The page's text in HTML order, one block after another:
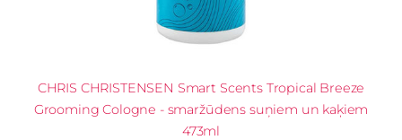
CHRIS CHRISTENSEN Smart Scents Tropical Breeze
Grooming Cologne - smaržūdens suņiem un kaķiem
473ml